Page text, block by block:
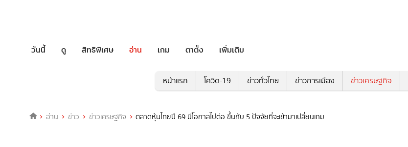
วันนี้ ดู สิทธิพิเศษ อ่าน เกม ตาตั้ง เพิ่มเติม
หน้าแรก โควิด-19 ข่าวทั่วไทย ข่าวการเมือง ข่าวเศรษฐกิจ
อ่าน ข่าว ข่าวเศรษฐกิจ ตลาดหุ้นไทยปี 69 มีโอกาสไปต่อ ขึ้นกับ 5 ปัจจัยที่จะเข้ามาเปลี่ยนเกม